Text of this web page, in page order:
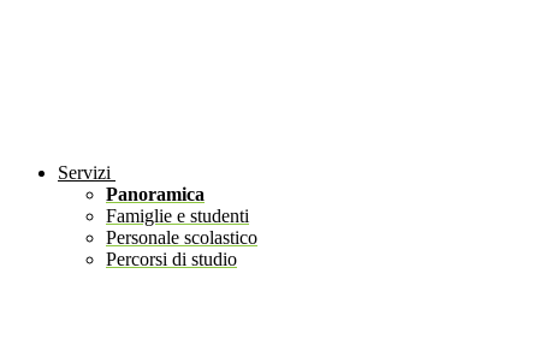
Servizi
Panoramica
Famiglie e studenti
Personale scolastico
Percorsi di studio